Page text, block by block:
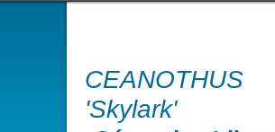
CEANOTHUS
'Skylark'